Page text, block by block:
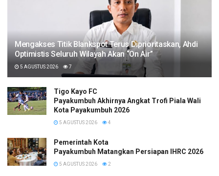
Mengakses Titik Blankspot Terus Diprioritaskan, Ahdi
Optimistis Seluruh Wilayah Akan “On Air”
5 AGUSTUS 2026 7
Tigo Kayo FC
Payakumbuh Akhirnya Angkat Trofi Piala Wali
Kota Payakumbuh 2026
5 AGUSTUS 2026 4
Pemerintah Kota
Payakumbuh Matangkan Persiapan IHRC 2026
5 AGUSTUS 2026 2